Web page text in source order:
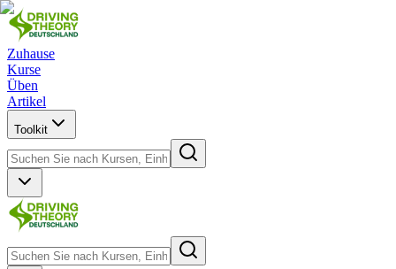
Zuhause
Kurse
Üben
Artikel
Toolkit